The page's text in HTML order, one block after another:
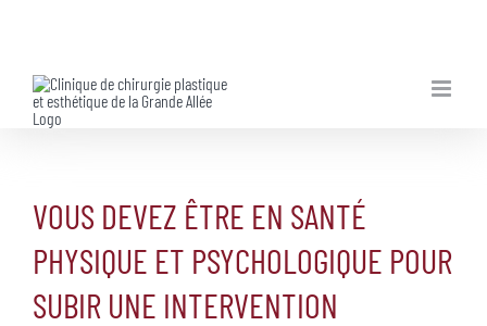
content
VOUS DEVEZ ÊTRE EN SANTÉ
PHYSIQUE ET PSYCHOLOGIQUE POUR
SUBIR UNE INTERVENTION